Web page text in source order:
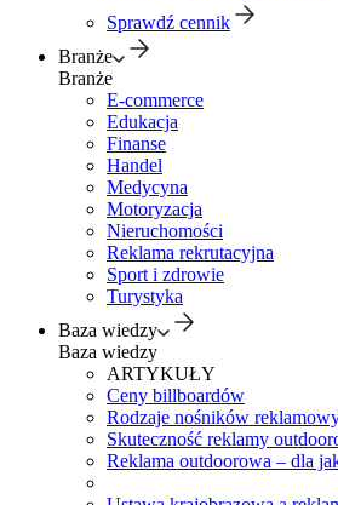
Sprawdź cennik
Branże
Branże
E-commerce
Edukacja
Finanse
Handel
Medycyna
Motoryzacja
Nieruchomości
Reklama rekrutacyjna
Sport i zdrowie
Turystyka
Baza wiedzy
Baza wiedzy
ARTYKUŁY
Ceny billboardów
Rodzaje nośników
Skuteczność reklamy
Reklama outdoorowa – dla